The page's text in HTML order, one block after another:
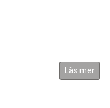
Läs mer